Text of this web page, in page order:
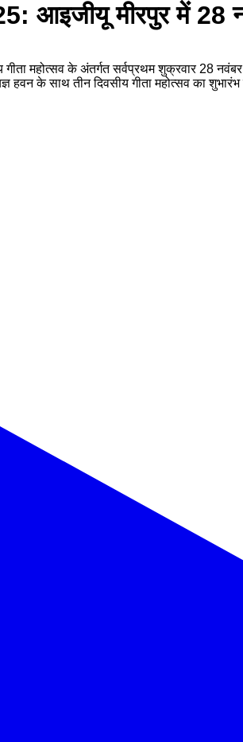
आइजीयू मीरपुर में 28
गीता महोत्सव के अंतर्गत सर्वप्रथम शुक्रवार 28
के साथ तीन दिवसीय गीता महोत्सव का शुभारंभ